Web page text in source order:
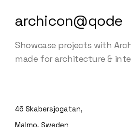
archicon@qode
Showcase projects with
made for architecture &
46 Skabersjogatan,
Malmo, Sweden